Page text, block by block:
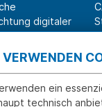
digitaler
am
ein
technisch